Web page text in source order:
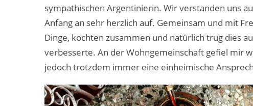
sympathischen Argentinierin. Wir verstanden uns
Anfang an sehr herzlich auf. Gemeinsam und mit
Dinge, kochten zusammen und natürlich trug dies
verbesserte. An der Wohngemeinschaft gefiel mir
jedoch trotzdem immer eine einheimische